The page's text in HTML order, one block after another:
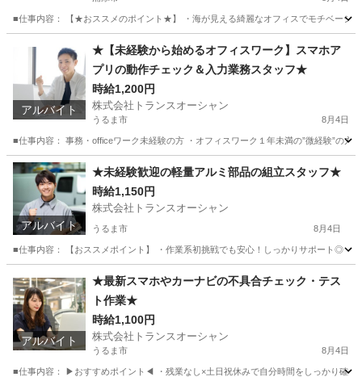
■仕事内容： 【★おススメのポイント★】 ・海が見える綺麗なオフィスでモチベーシ
その他 立体駐車場
アルバイト
★【未経験から始めるオフィスワーク】スマホア
プリの動作チェック＆入力業務スタッフ★
時給1,200円
株式会社トランスオーシャン
うるま市 8月4日
■仕事内容： 事務・officeワーク未経験の方 ・オフィスワーク１年未満の”微経験”の
沖縄 うるま市 その他 スタッフ
アルバイト
★未経験歓迎の軽量アルミ部品の組立スタッフ★
時給1,150円
株式会社トランスオーシャン
うるま市 8月4日
■仕事内容： 【おススメポイント】 ・作業系初挑戦でも安心！しっかりサポート◎
工場 スタッフ
アルバイト
★最新スマホやカーナビの不具合チェック・テス
ト作業★
時給1,100円
株式会社トランスオーシャン
うるま市 8月4日
■仕事内容： ▶おすすめポイント◀ ・残業なし×土日祝休みで自分時間をしっかり確保